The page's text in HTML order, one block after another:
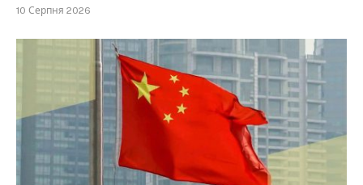
10 Серпня 2026